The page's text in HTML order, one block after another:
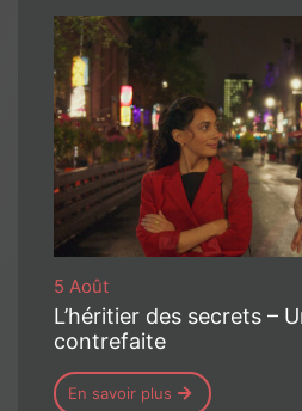
5 Août
L’héritier des secrets –
contrefaite
En savoir plus